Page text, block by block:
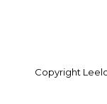
Copyright